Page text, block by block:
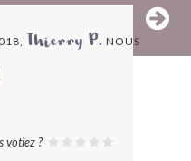
Thierry P. NOUS
votiez ?